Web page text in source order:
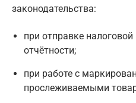
законодательства:
при отправке налоговой
отчётности;
при работе с
прослеживаемыми